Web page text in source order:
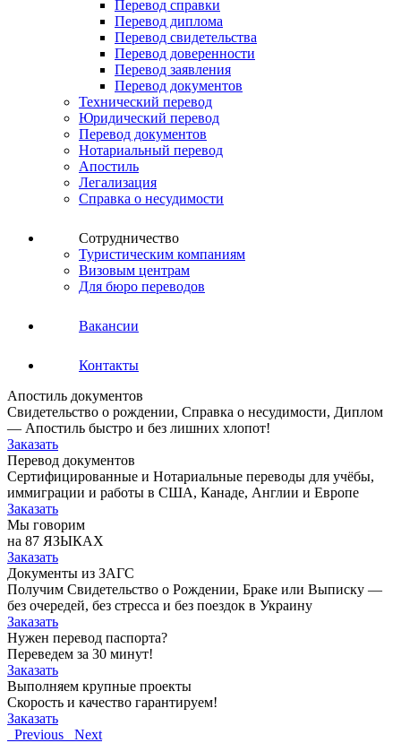
Перевод справки
Перевод диплома
Перевод свидетельства
Перевод доверенности
Перевод заявления
Перевод документов
Технический перевод
Юридический перевод
Перевод документов
Нотариальный перевод
Апостиль
Легализация
Справка о несудимости
Сотрудничество
Туристическим компаниям
Визовым центрам
Для бюро переводов
Вакансии
Контакты
Апостиль документов
Свидетельство о рождении, Справка о несудимости, Диплом
— Апостиль быстро и без лишних хлопот!
Заказать
Перевод документов
Сертифицированные и Нотариальные переводы для учёбы,
иммиграции и работы в США, Канаде, Англии и Европе
Заказать
Мы говорим
на 87 ЯЗЫКАХ
Заказать
Документы из ЗАГС
Получим Свидетельство о Рождении, Браке или Выписку —
без очередей, без стресса и без поездок в Украину
Заказать
Нужен перевод паспорта?
Переведем за 30 минут!
Заказать
Выполняем крупные проекты
Скорость и качество гарантируем!
Заказать
Previous
Next